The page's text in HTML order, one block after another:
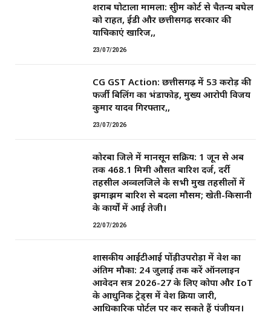
शराब घोटाला मामला: सुप्रीम कोर्ट से चैतन्य बघेल
को राहत, ईडी और छत्तीसगढ़ सरकार की
याचिकाएं खारिज,,
23/07/2026
CG GST Action: छत्तीसगढ़ में 53 करोड़ की
फर्जी बिलिंग का भंडाफोड़, मुख्य आरोपी विजय
कुमार यादव गिरफ्तार,,
23/07/2026
कोरबा जिले में मानसून सक्रिय: 1 जून से अब
तक 468.1 मिमी औसत बारिश दर्ज, दर्री
तहसील अव्वलजिले के सभी प्रमुख तहसीलों में
झमाझम बारिश से बदला मौसम; खेती-किसानी
के कार्यों में आई तेजी।
22/07/2026
शासकीय आईटीआई पोंड़ीउपरोड़ा में प्रवेश का
अंतिम मौका: 24 जुलाई तक करें ऑनलाइन
आवेदन सत्र 2026-27 के लिए कोपा और IoT
के आधुनिक ट्रेड्स में प्रवेश प्रक्रिया जारी,
आधिकारिक पोर्टल पर कर सकते हैं पंजीयन।